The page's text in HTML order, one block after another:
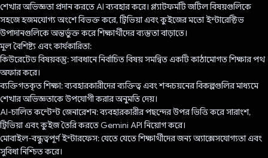
শেখার অভিজ্ঞতা প্রদান করতে AI ব্যবহার করে। প্ল্যাটফর্মটি জটিল বিষয়গুলিকে
সহজে হজমযোগ্য অংশে বিভক্ত করে, ট্রিভিয়া এবং কুইজের মতো ইন্টারেক্টিভ
উপাদানগুলিকে অন্তর্ভুক্ত করে শিক্ষার্থীদের ব্যস্ততা বাড়াতে।
মূল বৈশিষ্ট্য এবং কার্যকারিতা:
কিউরেটেড বিষয়বস্তু: সাবধানে নির্বাচিত বিষয় সমন্বিত একটি কাঠামোগত শিক্ষার পথ
অফার করে।
ব্যক্তিগতকৃত শিক্ষা: ব্যবহারকারীদের ব্যক্তিত্ব এবং শব্দচয়নের বিকল্পগুলির মাধ্যমে
শেখার অভিজ্ঞতাকে উপযোগী করার অনুমতি দেয়।
AI-চালিত কন্টেন্ট জেনারেশন: ব্যবহারকারীর পছন্দের উপর ভিত্তি করে সারাংশ,
ট্রিভিয়া এবং কুইজ তৈরি করতে Gemini API নিয়োগ করে।
মোবাইল-বন্ধুত্বপূর্ণ ইন্টারফেস: যেতে যেতে শিক্ষার্থীদের জন্য অ্যাক্সেসযোগ্যতা এবং
সুবিধা নিশ্চিত করে।